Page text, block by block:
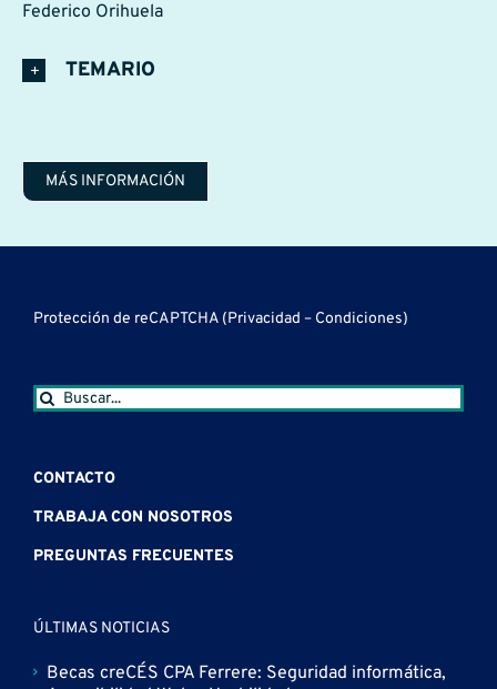
Federico Orihuela
TEMARIO
MÁS INFORMACIÓN
Protección de reCAPTCHA (Privacidad – Condiciones)
Buscar:
CONTACTO
TRABAJA CON NOSOTROS
PREGUNTAS FRECUENTES
ÚLTIMAS NOTICIAS
Becas creCÉS CPA Ferrere: Seguridad informática,